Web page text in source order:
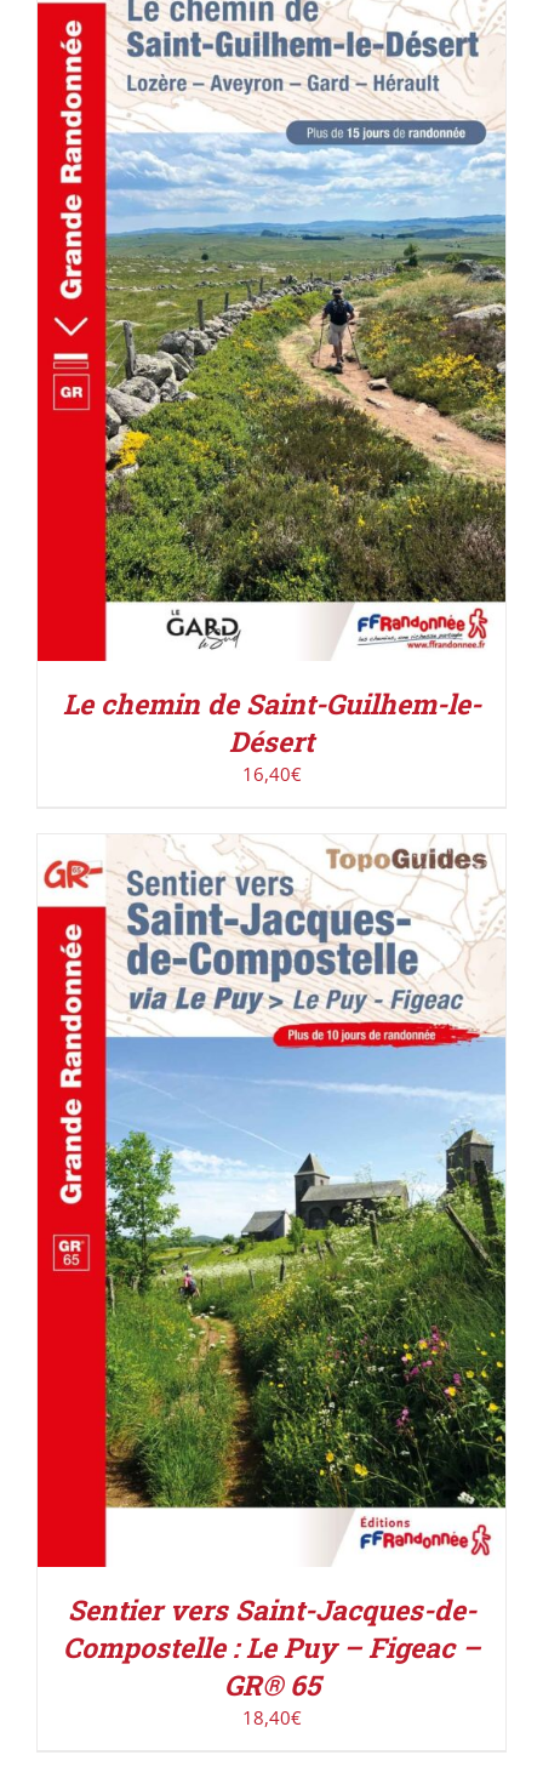
AJOUTER AU PANIER / DÉTAILS
Le chemin de Saint-Guilhem-le-
Désert
16,40€
AJOUTER AU PANIER / DÉTAILS
Sentier vers Saint-Jacques-de-
Compostelle : Le Puy – Figeac –
GR® 65
18,40€